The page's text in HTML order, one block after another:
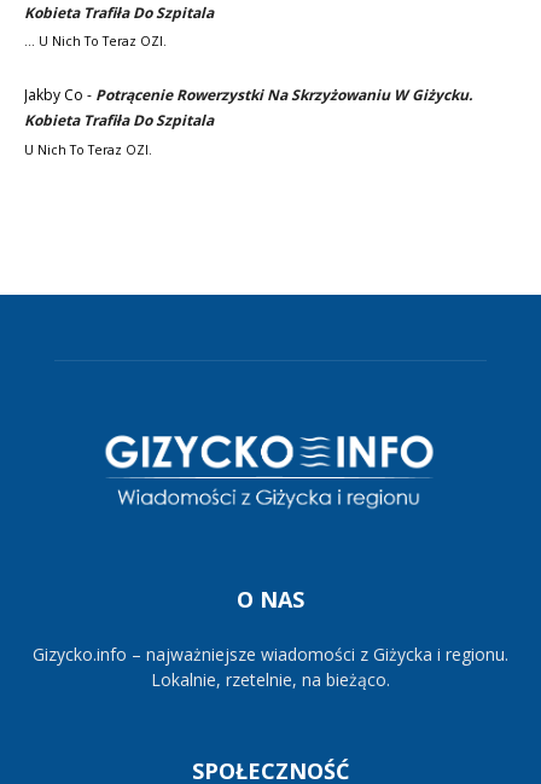
Kobieta Trafiła Do Szpitala
... U Nich To Teraz OZI.
Jakby Co - Potrącenie Rowerzystki Na Skrzyżowaniu W Giżycku.
Kobieta Trafiła Do Szpitala
U Nich To Teraz OZI.
O NAS
Gizycko.info – najważniejsze wiadomości z Giżycka i regionu.
Lokalnie, rzetelnie, na bieżąco.
SPOŁECZNOŚĆ